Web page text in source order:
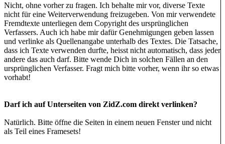
Nicht, ohne vorher zu fragen. Ich behalte mir vor, diverse Texte
nicht für eine Weiterverwendung freizugeben. Von mir verwendete
Fremdtexte unterliegen dem Copyright des ursprünglichen
Verfassers. Auch ich habe mir dafür Genehmigungen geben lassen
und verlinke als Quellenangabe unterhalb des Textes. Die Tatsache,
dass ich Texte verwenden durfte, heisst nicht automatisch, dass jeder
andere das auch darf. Bitte wende Dich in solchen Fällen an den
ursprünglichen Verfasser. Fragt mich bitte vorher, wenn ihr so etwas
vorhabt!
Darf ich auf Unterseiten von ZidZ.com direkt verlinken?
Natürlich. Bitte öffne die Seiten in einem neuen Fenster und nicht
als Teil eines Framesets!